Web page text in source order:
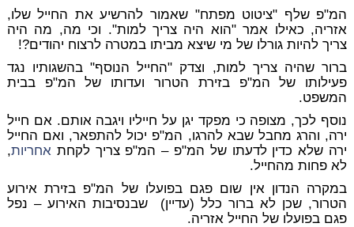
המ"פ שלף "ציטוט מפתח" שאמור להרשיע את החייל שלו,
אזריה, כאילו אמר "הוא היה צריך למות". וכי מה, מה היה
צריך להיות גורלו של מי שיצא מביתו במטרה לרצוח יהודים?!
ברור שהיה צריך למות, וצדק "החייל הנוסף" בהשגותיו נגד
פעילותו של המ"פ בזירת הטרור ועדותו של המ"פ בבית
המשפט.
נוסף לכך, מצופה כי מפקד יגן על חייליו ויגבה אותם. אם חייל
ירה, והרג מחבל שבא להרגו, המ"פ יכול להתפאר, ואם החייל
ירה שלא כדין לדעתו של המ"פ – המ"פ צריך לקחת אחריות,
לא פחות מהחייל.
במקרה הנדון אין שום פגם בפועלו של המ"פ בזירת אירוע
הטרור, שכן לא ברור כלל (עדיין)שבנסיבות האירוע – נפל
פגם בפועלו של החייל אזריה.